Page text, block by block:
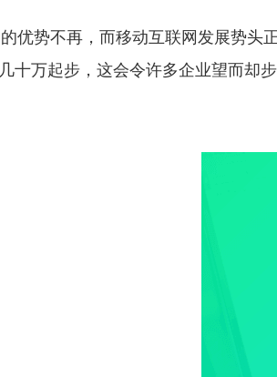
优势不再，而移动互联网发展势头
十万起步，这会令许多企业望而却